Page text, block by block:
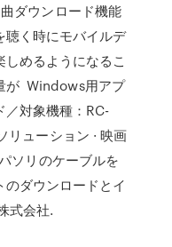
ダウンロード機能
聴く時にモバイルデ
めるようになるこ
が Windows用アプ
／対象機種：RC-
ューション · 映画
ソリのケーブルを
ダウンロードとイ
式会社.